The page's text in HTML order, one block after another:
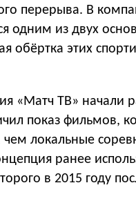
перерыва. В
одним из двух
обёртка этих
«Матч ТВ» начали
показ фильмов,
локальные
ранее
в 2015 году